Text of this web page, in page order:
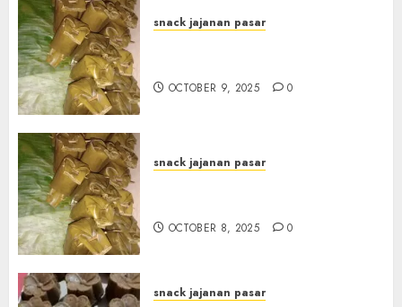
snack jajanan pasar
OCTOBER 9, 2025 0
snack jajanan pasar
OCTOBER 8, 2025 0
snack jajanan pasar